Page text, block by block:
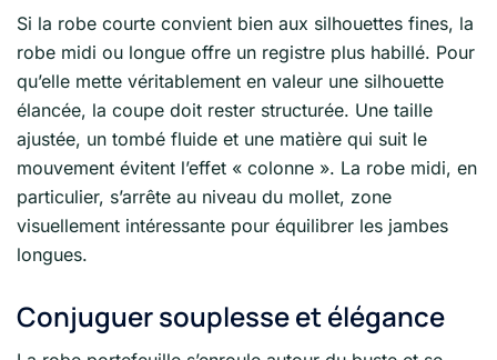
Si la robe courte convient bien aux silhouettes fines, la
robe midi ou longue offre un registre plus habillé. Pour
qu’elle mette véritablement en valeur une silhouette
élancée, la coupe doit rester structurée. Une taille
ajustée, un tombé fluide et une matière qui suit le
mouvement évitent l’effet « colonne ». La robe midi, en
particulier, s’arrête au niveau du mollet, zone
visuellement intéressante pour équilibrer les jambes
longues.
Conjuguer souplesse et élégance